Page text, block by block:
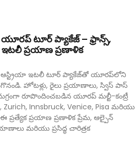
టూర్ ప్యాకేజ్ – ఫ్రాన్స్,
ఇటలీ ప్రయాణ ప్రణాళిక
ఆస్ట్రియా ఇటలీ టూర్ ప్యాకేజ్‌తో యూరప్‌లోని
హోటళ్లు, రైలు ప్రయాణాలు, స్విస్ పాస్
రూపొందించబడిన యూరప్ మల్టీ-కంట్రీ
Innsbruck, Venice, Pisa మరియు
ప్రత్యేక ప్రయాణ ప్రణాళిక ప్రేమ, ఆల్పైన్
మరియు ప్రసిద్ధ చారిత్రక